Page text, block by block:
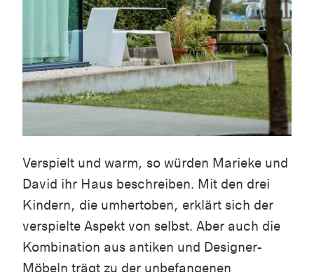
Verspielt und warm, so würden Marieke und
David ihr Haus beschreiben. Mit den drei
Kindern, die umhertoben, erklärt sich der
verspielte Aspekt von selbst. Aber auch die
Kombination aus antiken und Designer-
Möbeln trägt zu der unbefangenen